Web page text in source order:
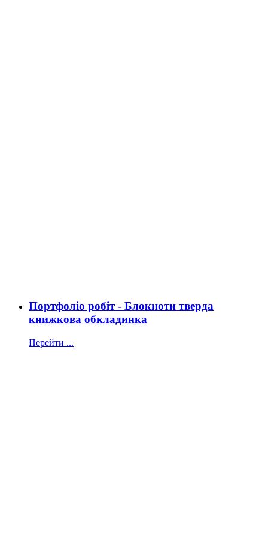
Портфоліо робіт - Блокноти тверда
книжкова обкладинка
Перейти ...